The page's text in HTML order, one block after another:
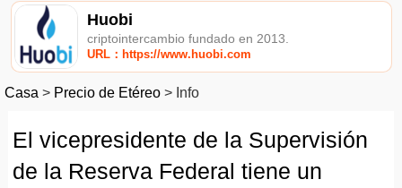
Huobi
criptointercambio fundado en 2013.
URL：https://www.huobi.com
Casa > Precio de Etéreo > Info
El vicepresidente de la Supervisión
de la Reserva Federal tiene un